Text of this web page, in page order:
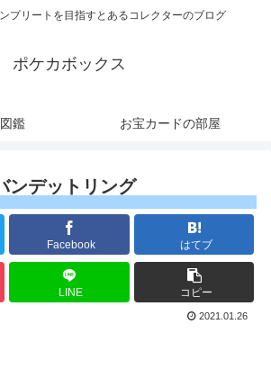
プリートを目指すとあるコレクターのブログ
ポケカボックス
鑑 お宝カードの部屋
ンデットリング
Facebook はてブ
LINE コピー
2021.01.26